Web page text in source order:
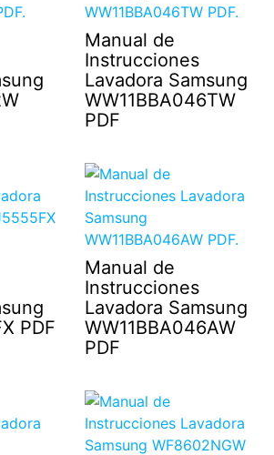
Manual de
Instrucciones
Lavadora Samsung
WW11BBA046TW
PDF
PDF
Manual de
Instrucciones
Lavadora Samsung
WW11BBA046AW
PDF